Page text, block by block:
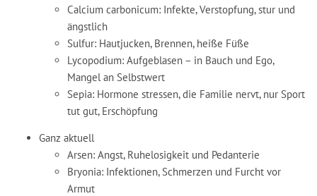
Calcium carbonicum: Infekte, Verstopfung, stur und
ängstlich
Sulfur: Hautjucken, Brennen, heiße Füße
Lycopodium: Aufgeblasen – in Bauch und Ego,
Mangel an Selbstwert
Sepia: Hormone stressen, die Familie nervt, nur Sport
tut gut, Erschöpfung
Ganz aktuell
Arsen: Angst, Ruhelosigkeit und Pedanterie
Bryonia: Infektionen, Schmerzen und Furcht vor
Armut